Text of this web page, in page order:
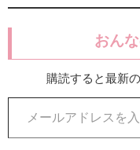
おん
購読すると最新
メールアドレスを入力...